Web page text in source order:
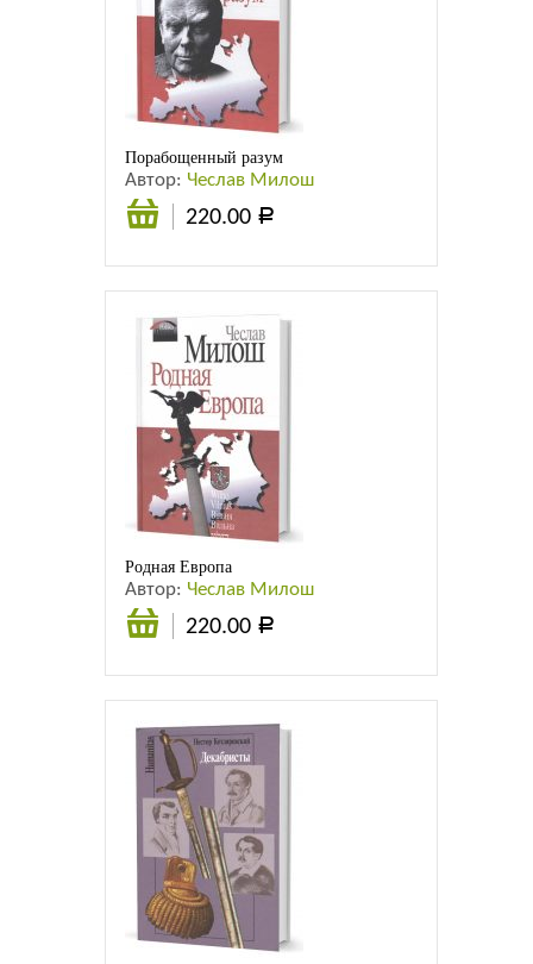
Порабощенный разум
Автор: Чеслав Милош
220.00 Р
Родная Европа
Автор: Чеслав Милош
220.00 Р